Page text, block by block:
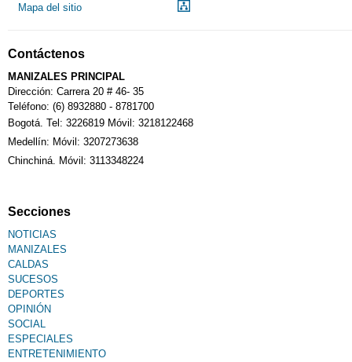
Mapa del sitio
Contáctenos
MANIZALES PRINCIPAL
Dirección: Carrera 20 # 46- 35
Teléfono: (6) 8932880 - 8781700
Bogotá. Tel: 3226819 Móvil: 3218122468
Medellín: Móvil: 3207273638
Chinchiná. Móvil: 3113348224
Secciones
NOTICIAS
MANIZALES
CALDAS
SUCESOS
DEPORTES
OPINIÓN
SOCIAL
ESPECIALES
ENTRETENIMIENTO